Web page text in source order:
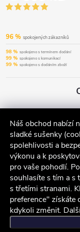
Náš obchod nabízí
sladké sušenky
spolehlivosti a
výkonu a k
pro vaše pohodlí.
souhlasíte s tím a s
s třetími stranami.
preference" získáte
kdykoli změnit.
96 % spokojených zákazníků
98 % spokojeno s termínem dodání
99 % spokojeno s komunikací
99 % spokojeno s dodáním zboží
iocel.cz